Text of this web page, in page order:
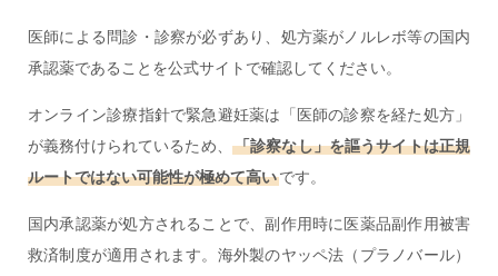
医師による問診・診察が必ずあり、処方薬がノルレボ等の国内
承認薬であることを公式サイトで確認してください。
オンライン診療指針で緊急避妊薬は「医師の診察を経た処方」
が義務付けられているため、
「診察なし」を謳うサイトは正規
ルートではない可能性が極めて高いです。
国内承認薬が処方されることで、副作用時に医薬品副作用被害
救済制度が適用されます。海外製のヤッペ法（プラノバール）